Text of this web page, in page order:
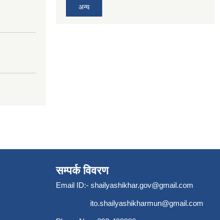
अन्य
सम्पर्क विवरण
Email ID:- shailyashikhar.gov@gmail.com
ito.shailyashikharmun@gmail.com